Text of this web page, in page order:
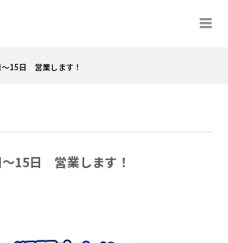
～15日 営業します！
～15日 営業します！